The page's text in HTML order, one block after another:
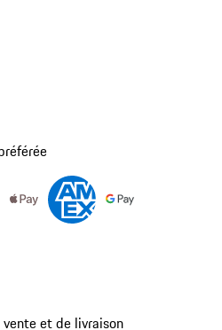
et de livraison